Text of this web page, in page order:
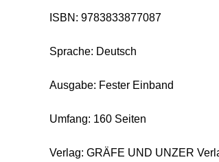
ISBN: 9783833877087
Sprache: Deutsch
Ausgabe: Fester Einband
Umfang: 160 Seiten
Verlag: GRÄFE UND UNZER